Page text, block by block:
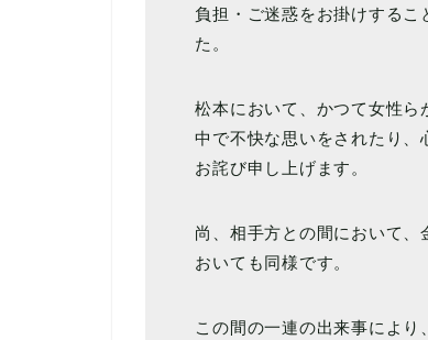
負担・ご迷惑をお掛けする
た。
松本において、かつて女性
中で不快な思いをされたり
お詫び申し上げます。
尚、相手方との間において
おいても同様です。
この間の一連の出来事によ